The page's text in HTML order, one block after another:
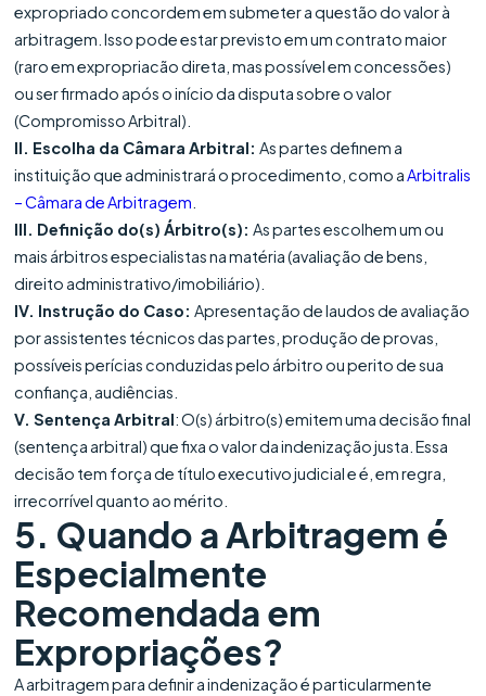
expropriado concordem em submeter a questão do valor à
arbitragem. Isso pode estar previsto em um contrato maior
(raro em expropriacão direta, mas possível em concessões)
ou ser firmado após o início da disputa sobre o valor
(Compromisso Arbitral).
II. Escolha da Câmara Arbitral: As partes definem a
instituição que administrará o procedimento, como a Arbitralis
– Câmara de Arbitragem
III. Definição do(s) Árbitro(s): As partes escolhem um ou
mais árbitros especialistas na matéria (avaliação de bens,
direito administrativo/imobiliário).
IV. Instrução do Caso: Apresentação de laudos de avaliação
por assistentes técnicos das partes, produção de provas,
possíveis perícias conduzidas pelo árbitro ou perito de sua
confiança, audiências.
V. Sentença Arbitral: O(s) árbitro(s) emitem uma decisão final
(sentença arbitral) que fixa o valor da indenização justa. Essa
decisão tem força de título executivo judicial e é, em regra,
irrecorrível quanto ao mérito.
5. Quando a Arbitragem é
Especialmente
Recomendada em
Expropriações?
A arbitragem para definir a indenização é particularmente